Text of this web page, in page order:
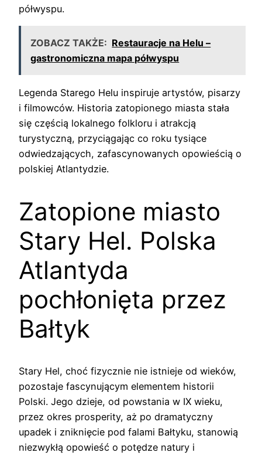
półwyspu.
ZOBACZ TAKŻE: Restauracje na Helu –
gastronomiczna mapa półwyspu
Legenda Starego Helu inspiruje artystów, pisarzy
i filmowców. Historia zatopionego miasta stała
się częścią lokalnego folkloru i atrakcją
turystyczną, przyciągając co roku tysiące
odwiedzających, zafascynowanych opowieścią o
polskiej Atlantydzie.
Zatopione miasto
Stary Hel. Polska
Atlantyda
pochłonięta przez
Bałtyk
Stary Hel, choć fizycznie nie istnieje od wieków,
pozostaje fascynującym elementem historii
Polski. Jego dzieje, od powstania w IX wieku,
przez okres prosperity, aż po dramatyczny
upadek i zniknięcie pod falami Bałtyku, stanowią
niezwykłą opowieść o potędze natury i